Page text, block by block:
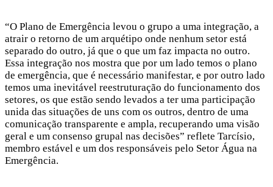
“O Plano de Emergência levou o grupo a uma integração, a
atrair o retorno de um arquétipo onde nenhum setor está
separado do outro, já que o que um faz impacta no outro.
Essa integração nos mostra que por um lado temos o plano
de emergência, que é necessário manifestar, e por outro lado
temos uma inevitável reestruturação do funcionamento dos
setores, os que estão sendo levados a ter uma participação
unida das situações de uns com os outros, dentro de uma
comunicação transparente e ampla, recuperando uma visão
geral e um consenso grupal nas decisões” reflete Tarcísio,
membro estável e um dos responsáveis pelo Setor Água na
Emergência.